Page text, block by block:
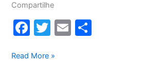
Compartilhe
F
T
E
Manutenção
Read More »